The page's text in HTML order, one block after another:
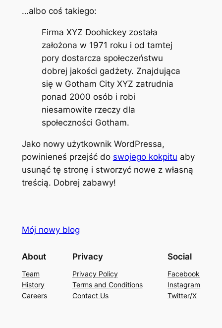
…albo coś takiego:
Firma XYZ Doohickey została
założona w 1971 roku i od tamtej
pory dostarcza społeczeństwu
dobrej jakości gadżety. Znajdująca
się w Gotham City XYZ zatrudnia
ponad 2000 osób i robi
niesamowite rzeczy dla
społeczności Gotham.
Jako nowy użytkownik WordPressa,
powinieneś przejść do swojego kokpitu aby
usunąć tę stronę i stworzyć nowe z własną
treścią. Dobrej zabawy!
Mój nowy blog
About
Team
History
Careers
Privacy
Privacy Policy
Terms and Conditions
Contact Us
Social
Facebook
Instagram
Twitter/X